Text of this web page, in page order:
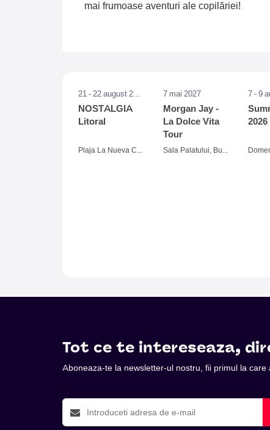
mai frumoase aventuri ale copilăriei!
21 - 22 august 2026
NOSTALGIA
Litoral
Plaja La Nueva Cucaracha, Mamaia
7 mai 2027
Morgan Jay -
La Dolce Vita
Tour
Sala Palatului, Bucuresti
7 - 9
2026
Tot ce te intereseaza,
Aboneaza-te la newsletter-ul nostru, fii primul la care